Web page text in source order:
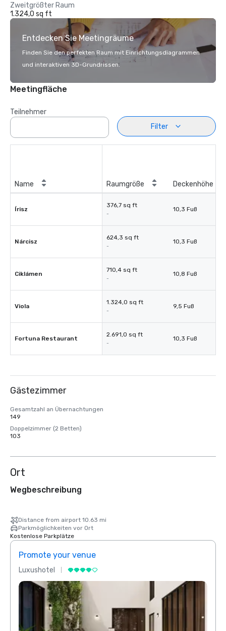
Zweitgrößter Raum
1.324,0 sq ft
Entdecken Sie Meetingräume
Finden Sie den perfekten Raum mit Einrichtungsdiagrammen
und interaktiven 3D-Grundrissen.
Meetingfläche
Teilnehmer
Filter
Name Raumgröße Deckenhöhe
Írisz
376,7 sq ft
-
10,3 Fuß
Nárcisz
624,3 sq ft
-
10,3 Fuß
Ciklámen
710,4 sq ft
-
10,8 Fuß
Viola
1.324,0 sq ft
-
9,5 Fuß
Fortuna Restaurant
2.691,0 sq ft
-
10,3 Fuß
Gästezimmer
Gesamtzahl an Übernachtungen
149
Doppelzimmer (2 Betten)
103
Ort
Wegbeschreibung
Distance from airport 10.63 mi
Parkmöglichkeiten vor Ort
Kostenlose Parkplätze
Promote your venue
Luxushotel